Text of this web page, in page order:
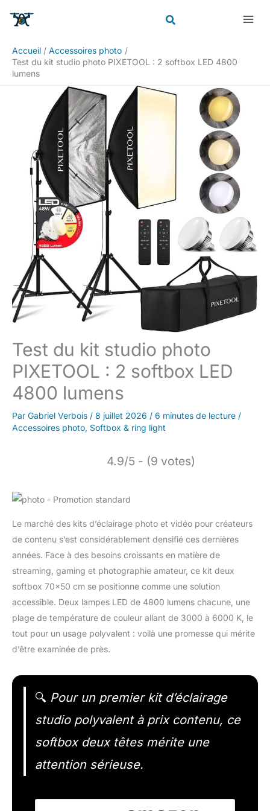
Accueil
Accessoires photo
Test du kit studio photo PIXETOOL : 2 softbox LED 4800
lumens
Test du kit studio photo
PIXETOOL : 2 softbox LED
4800 lumens
Par Gabriel Verbois / 8 juillet 2026 / 6 minutes de lecture /
Accessoires photo, Softbox & ring light
4.9/5 - (9 votes)
Le marché des kits d’éclairage photo et vidéo pour créateurs
de contenu s’est considérablement densifié ces dernières
années. Face à des besoins croissants en matière de
streaming, gaming et photographie amateur, ce kit deux
softbox 70×50 cm se positionne comme une solution
accessible. Deux lampes LED de 4800 lumens chacune, une
plage de température de couleur allant de 3000 à 6000 K, le
tout pour un usage polyvalent : voilà une promesse qui mérite
d’être examinée de près.
🔍 Pour un premier kit d’éclairage
studio polyvalent à prix contenu, ce
softbox deux têtes mérite une
attention sérieuse.